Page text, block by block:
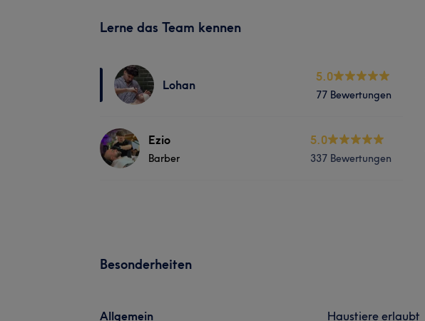
Lerne das Team kennen
Lohan
5.0
77 Bewertungen
Ezio
Barber
5.0
337 Bewertungen
Besonderheiten
Allgemein Haustiere erlaubt